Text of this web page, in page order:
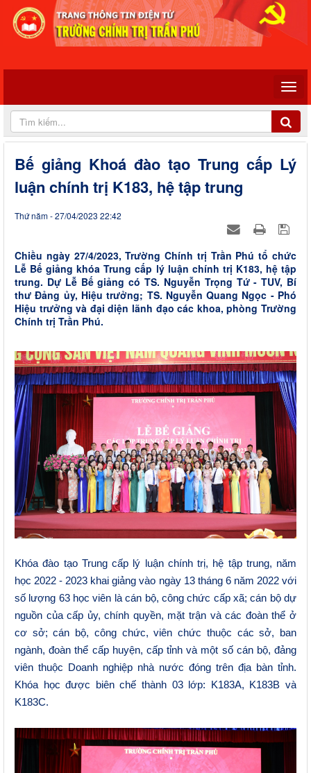
Bế giảng Khoá đào tạo Trung cấp Lý
luận chính trị K183, hệ tập trung
Thứ năm - 27/04/2023 22:42
Chiều ngày 27/4/2023, Trường Chính trị Trần Phú tổ chức
Lễ Bế giảng khóa Trung cấp lý luận chính trị K183, hệ tập
trung. Dự Lễ Bế giảng có TS. Nguyễn Trọng Tứ - TUV, Bí
thư Đảng ủy, Hiệu trưởng; TS. Nguyễn Quang Ngọc - Phó
Hiệu trưởng và đại diện lãnh đạo các khoa, phòng Trường
Chính trị Trần Phú.
Khóa đào tạo Trung cấp lý luận chính trị, hệ tập trung, năm
học 2022 - 2023 khai giảng vào ngày 13 tháng 6 năm 2022 với
số lượng 63 học viên là cán bộ, công chức cấp xã; cán bộ dự
nguồn của cấp ủy, chính quyền, mặt trận và các đoàn thể ở
cơ sở; cán bộ, công chức, viên chức thuộc các sở, ban
ngành, đoàn thể cấp huyện, cấp tỉnh và một số cán bộ, đảng
viên thuộc Doanh nghiệp nhà nước đóng trên địa bàn tỉnh.
Khóa học được biên chế thành 03 lớp: K183A, K183B và
K183C.